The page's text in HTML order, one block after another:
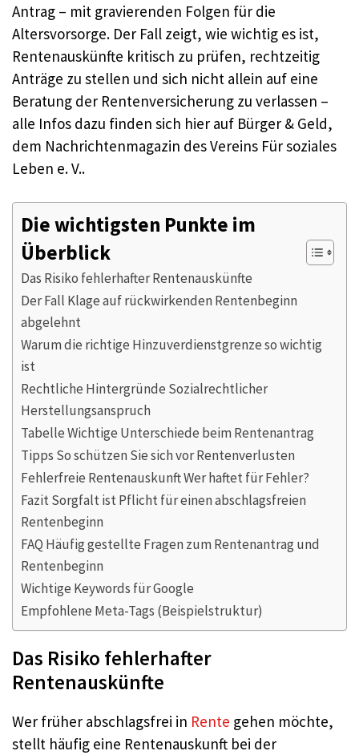
Antrag – mit gravierenden Folgen für die
Altersvorsorge. Der Fall zeigt, wie wichtig es ist,
Rentenauskünfte kritisch zu prüfen, rechtzeitig
Anträge zu stellen und sich nicht allein auf eine
Beratung der Rentenversicherung zu verlassen –
alle Infos dazu finden sich hier auf Bürger & Geld,
dem Nachrichtenmagazin des Vereins Für soziales
Leben e. V..
Die wichtigsten Punkte im
Überblick
Das Risiko fehlerhafter Rentenauskünfte
Der Fall Klage auf rückwirkenden Rentenbeginn
abgelehnt
Warum die richtige Hinzuverdienstgrenze so wichtig
ist
Rechtliche Hintergründe Sozialrechtlicher
Herstellungsanspruch
Tabelle Wichtige Unterschiede beim Rentenantrag
Tipps So schützen Sie sich vor Rentenverlusten
Fehlerfreie Rentenauskunft Wer haftet für Fehler?
Fazit Sorgfalt ist Pflicht für einen abschlagsfreien
Rentenbeginn
FAQ Häufig gestellte Fragen zum Rentenantrag und
Rentenbeginn
Wichtige Keywords für Google
Empfohlene Meta-Tags (Beispielstruktur)
Das Risiko fehlerhafter
Rentenauskünfte
Wer früher abschlagsfrei in Rente gehen möchte,
stellt häufig eine Rentenauskunft bei der